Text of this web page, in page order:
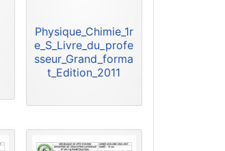
Physique_Chimie_1r
e_S_Livre_du_profe
sseur_Grand_forma
t_Edition_2011